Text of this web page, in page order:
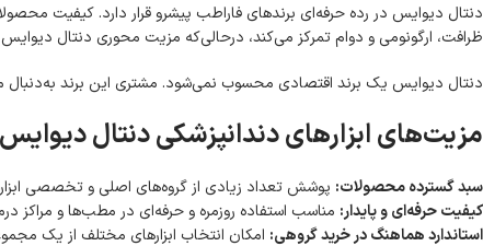
دنتال دیوایس در رده حرفه‌ای برندهای فاراطب پیشرو قرار دارد. کیفیت
ظرافت، ارگونومی و دوام تمرکز می‌کند، درحالی‌که مزیت محوری دنتال
دنتال دیوایس یک برند اقتصادی محسوب نمی‌شود. مشتری این برند به‌دنبال
مزیت‌های ابزارهای دندانپزشکی دنتال دیوایس
سبد گسترده محصولات: پوشش تعداد زیادی از گروه‌های اصلی و تخصصی
کیفیت حرفه‌ای و پایدار: مناسب استفاده روزمره و حرفه‌ای در مطب‌ها و مراکز
استاندارد هماهنگ در خرید گروهی: امکان انتخاب ابزارهای مختلف از یک